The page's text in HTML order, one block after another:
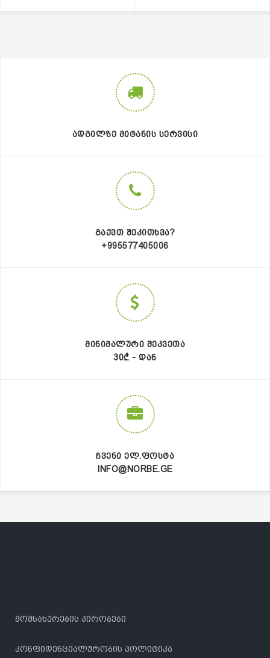
ᲐᲓᲒᲘᲚᲖᲔ ᲛᲘᲢᲐᲜᲘᲡ ᲡᲔᲠᲕᲘᲡᲘ
ᲒᲐᲥᲕᲗ ᲨᲔᲙᲘᲗᲮᲕᲐ?
+995577405006
ᲛᲘᲜᲘᲛᲐᲚᲣᲠᲘ ᲨᲔᲙᲕᲔᲗᲐ
30₾ - ᲓᲐᲜ
ᲩᲕᲔᲜᲘ ᲔᲚ.ᲤᲝᲡᲢᲐ
INFO@NORBE.GE
მომსახურების პირობები
კონფიდენციალურობის პოლიტიკა